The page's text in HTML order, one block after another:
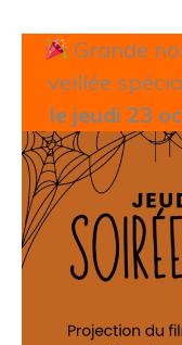
Grande
veillée
le jeudi 23